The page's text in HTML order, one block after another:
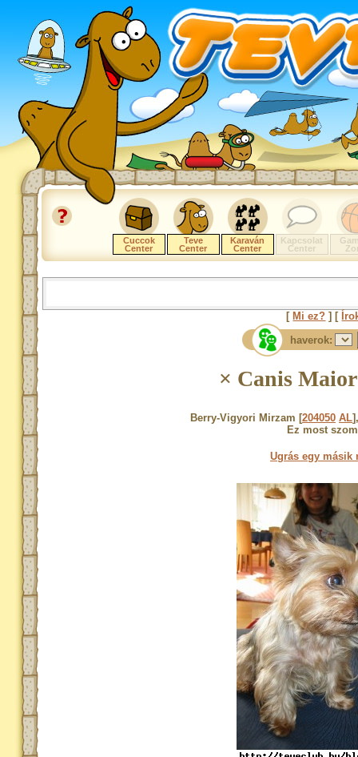
Cuccok
Center
Teve
Center
Karaván
Center
Kapcsolat
Center
[ Mi ez? ] [
haverok:
× Canis
Berry-Vigyori Mirzam [204050 AL
Ez most
Ugrás egy másik